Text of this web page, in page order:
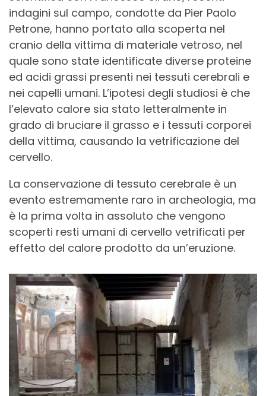
indagini sul campo, condotte da Pier Paolo
Petrone, hanno portato alla scoperta nel
cranio della vittima di materiale vetroso, nel
quale sono state identificate diverse proteine
ed acidi grassi presenti nei tessuti cerebrali e
nei capelli umani. L’ipotesi degli studiosi è che
l’elevato calore sia stato letteralmente in
grado di bruciare il grasso e i tessuti corporei
della vittima, causando la vetrificazione del
cervello.
La conservazione di tessuto cerebrale è un
evento estremamente raro in archeologia, ma
è la prima volta in assoluto che vengono
scoperti resti umani di cervello vetrificati per
effetto del calore prodotto da un’eruzione.